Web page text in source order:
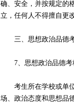
确、安全，并按规定的
立，任何人不得擅自更改
三、思想政治品德
7、思想政治品德考
考生所在学校或单位(
场、政治态度和思想品